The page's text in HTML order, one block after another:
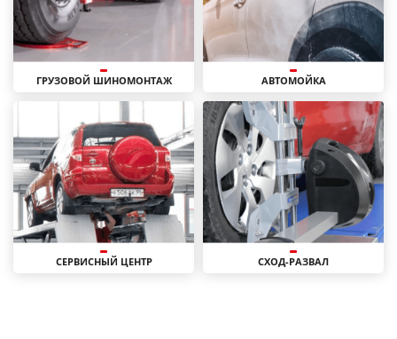
ГРУЗОВОЙ ШИНОМОНТАЖ АВТОМОЙКА
СЕРВИСНЫЙ ЦЕНТР СХОД-РАЗВАЛ